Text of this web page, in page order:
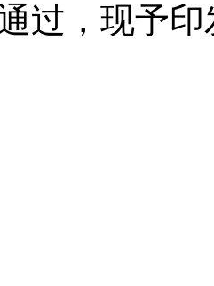
过，现予